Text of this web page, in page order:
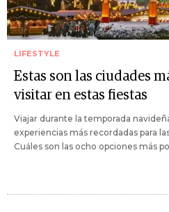
LIFESTYLE
Estas son las ciudades
visitar en estas fiestas
Viajar durante la temporada
experiencias más recordadas para
Cuáles son las ocho opciones más